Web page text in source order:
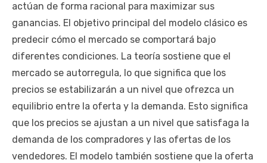
actúan de forma racional para maximizar sus
ganancias. El objetivo principal del modelo clásico es
predecir cómo el mercado se comportará bajo
diferentes condiciones. La teoría sostiene que el
mercado se autorregula, lo que significa que los
precios se estabilizarán a un nivel que ofrezca un
equilibrio entre la oferta y la demanda. Esto significa
que los precios se ajustan a un nivel que satisfaga la
demanda de los compradores y las ofertas de los
vendedores. El modelo también sostiene que la oferta